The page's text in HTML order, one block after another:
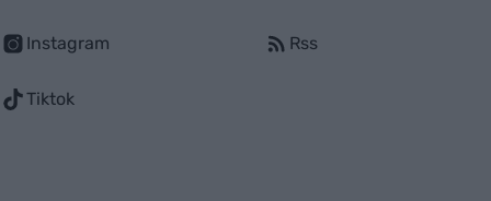
Instagram
Tiktok
Rss